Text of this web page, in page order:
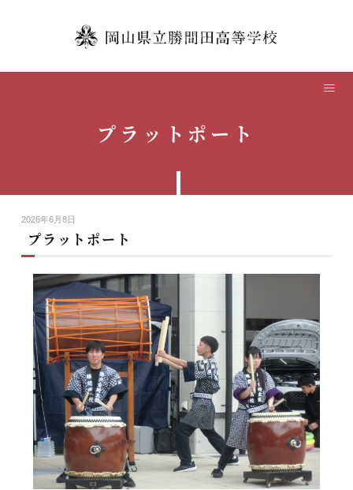
中学生の方へ
卒業生の方へ
保護者の方へ
その他
プラットポート
2026年6月8日
プラットポート